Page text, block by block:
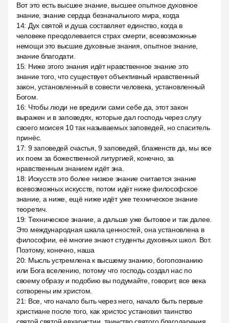
Вот это есть высшее знание, высшее опытное духовное
знание, знание сердца безначального мира, когда
14: Дух святой и душа составляет единство, когда в
человеке преодолевается страх смерти, всевозможные
немощи это высшие духовные знания, опытное знание,
знание благодати.
15: Ниже этого знания идёт нравственное знание это
знание того, что существует объективный нравственный
закон, установленный в совести человека, установленный
Богом.
16: Чтобы люди не вредили сами себе да, этот закон
выражен и в заповедях, которые дал господь через слугу
своего моисея 10 так называемых заповедей, но спаситель
принёс.
17: 9 заповедей счастья, 9 заповедей, блаженств да, мы все
их поем за божественной литургией, конечно, за
нравственным знанием идёт зна.
18: Искусств это более низкое знание считается знание
всевозможных искусств, потом идёт ниже философское
знание, а ниже, ещё ниже идёт уже техническое знание
теоретич.
19: Техническое знание, а дальше уже бытовое и так далее.
Это международная шкала ценностей, она установлена в
философии, её многие знают студенты духовных школ. Вот.
Поэтому, конечно, наша
20: Мысль устремлена к высшему знанию, богопознанию
или Бога вселению, потому что господь создал нас по
своему образу и подобию вы подумайте, говорит, все века
сотворены им христом.
21: Все, что начало быть через него, начало быть первые
христиане после того, как христос установил таинство